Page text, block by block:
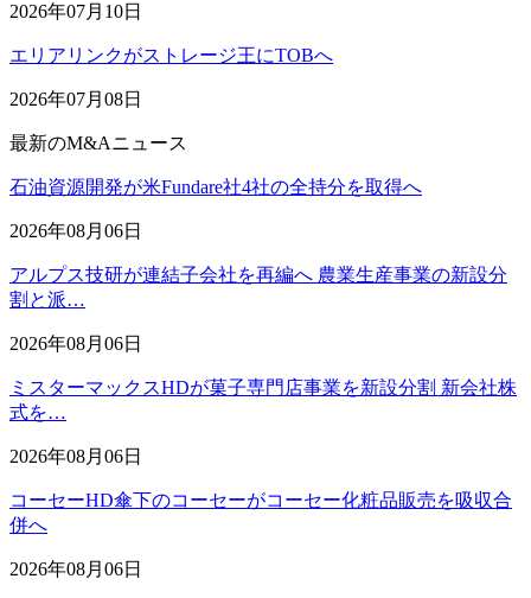
2026年07月10日
エリアリンクがストレージ王にTOBへ
2026年07月08日
最新のM&Aニュース
石油資源開発が米Fundare社4社の全持分を取得へ
2026年08月06日
アルプス技研が連結子会社を再編へ 農業生産事業の新設分
割と派…
2026年08月06日
ミスターマックスHDが菓子専門店事業を新設分割 新会社株
式を…
2026年08月06日
コーセーHD傘下のコーセーがコーセー化粧品販売を吸収合
併へ
2026年08月06日